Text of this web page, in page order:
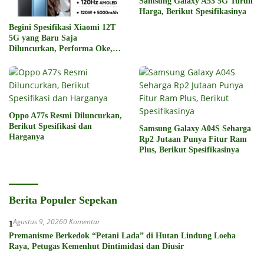
Begini Spesifikasi Xiaomi 12T
5G yang Baru Saja
Diluncurkan, Performa Oke,
Harga, Berikut Spesifikasinya
Oppo A77s Resmi Diluncurkan,
Berikut Spesifikasi dan
Harganya
Samsung Galaxy A04S Seharga
Rp2 Jutaan Punya Fitur Ram
Plus, Berikut Spesifikasinya
Berita Populer Sepekan
1Agustus 9, 20260 Komentar
Premanisme Berkedok “Petani Lada” di Hutan Lindung Loeha
Raya, Petugas Kemenhut Dintimidasi dan Diusir